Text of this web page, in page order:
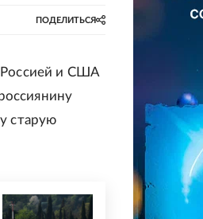
ПОДЕЛИТЬСЯ
и США
старую